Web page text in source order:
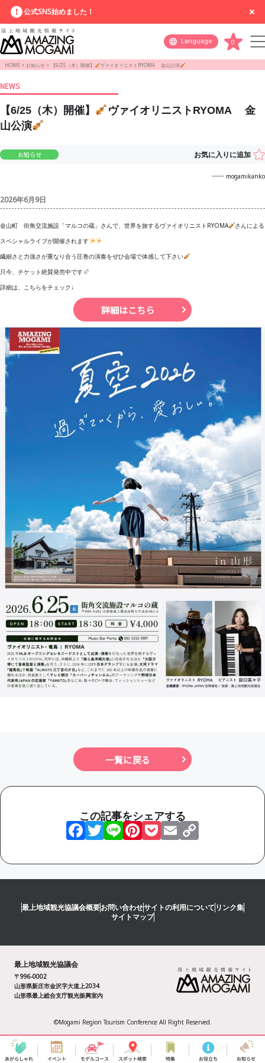
公式SNS始めました！
Language 0
HOME > お知らせ > 【6/25（木）開催】 ヴァイオリニストRYOMA 金山公演
NEWS
【6/25（木）開催】
ヴァイオリニストRYOMA 金
山公演
お知らせ お気に入りに追加
mogamikanko
2026年6月9日
金山町 街角交流施設「マルコの蔵」さんで、世界を旅するヴァイオリニストRYOMA
さんによる
スペシャルライブが開催されます
繊細さと力強さが重なり合う圧巻の演奏をぜひ会場で体感して下さい
只今、チケット絶賛発売中です
詳細は、こちらをチェック↓
詳細はこちら
一覧に戻る
この記事をシェアする
Facebook
Twitter
LinePinterest
Pocket
Email
最上地域観光協議会概要お問い合わせサイトの利用について リンク集
サイトマップ
最上地域観光協議会
〒996-0002
山形県新庄市金沢字大道上2034
山形県最上総合支庁観光振興室内
©Mogami Region Tourism Conference All Right Reserved.
あがらしゃれ イベント モデルコース スポット検索 特集 お役立ち お知らせ